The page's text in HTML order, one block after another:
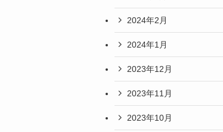
2024年2月
2024年1月
2023年12月
2023年11月
2023年10月